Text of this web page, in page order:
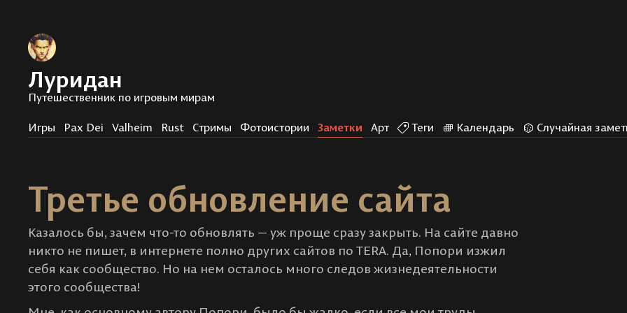
Луридан
Путешественник по игровым мирам
Игры Pax Dei Valheim Rust Стримы Фотоистории Заметки Арт Теги Календарь Случайная
Третье обновление сайта
Казалось бы, зачем что-то обновлять — уж проще сразу закрыть. На сайте давно
никто не пишет, в интернете полно других сайтов по TERA. Да, Попори изжил
себя как сообщество. Но на нем осталось много следов жизнедеятельности
этого сообщества!